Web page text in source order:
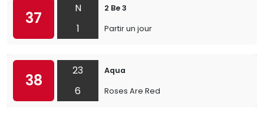
37
N
1
2 Be 3
Partir un jour
38
23
6
Aqua
Roses Are Red